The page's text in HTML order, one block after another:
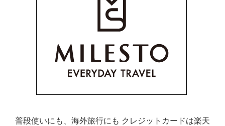
普段使いにも、海外旅行にも クレジットカードは楽天